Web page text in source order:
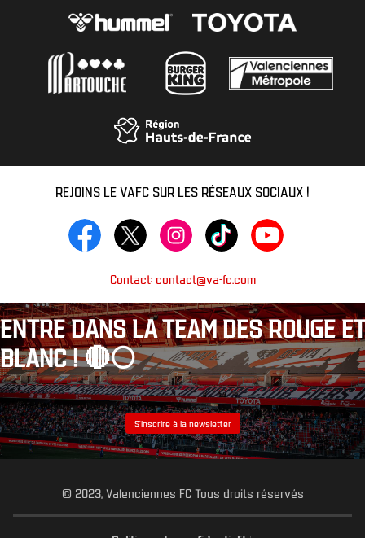
REJOINS LE VAFC SUR LES RÉSEAUX SOCIAUX !
Contact: contact@va-fc.com
ENTRE DANS LA TEAM DES ROUGE ET
BLANC ! 🔴⚪️
S’inscrire à la newsletter
© 2023, Valenciennes FC Tous droits réservés